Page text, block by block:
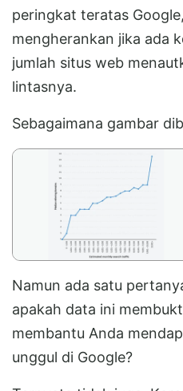
peringkat teratas
mengherankan jika ada
jumlah situs web
lintasnya.
Sebagaimana gambar
Namun ada satu
apakah data ini
membantu Anda
unggul di Google?